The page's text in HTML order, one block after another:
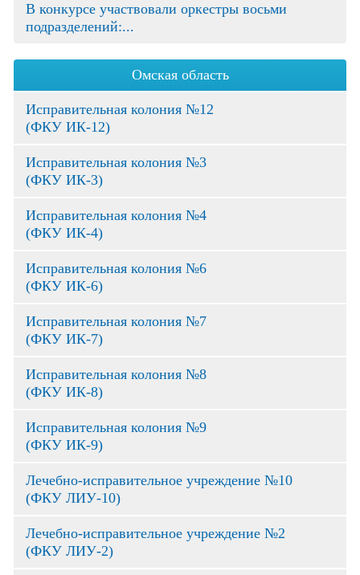
В конкурсе участвовали оркестры восьми
подразделений:...
Омская область
Исправительная колония №12
(ФКУ ИК-12)
Исправительная колония №3
(ФКУ ИК-3)
Исправительная колония №4
(ФКУ ИК-4)
Исправительная колония №6
(ФКУ ИК-6)
Исправительная колония №7
(ФКУ ИК-7)
Исправительная колония №8
(ФКУ ИК-8)
Исправительная колония №9
(ФКУ ИК-9)
Лечебно-исправительное учреждение №10
(ФКУ ЛИУ-10)
Лечебно-исправительное учреждение №2
(ФКУ ЛИУ-2)